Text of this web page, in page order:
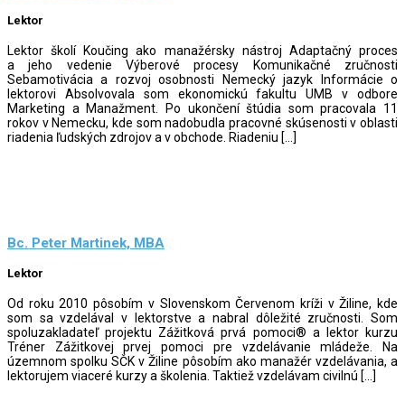
Lektor
Lektor školí Koučing ako manažérsky nástroj Adaptačný proces
a jeho vedenie Výberové procesy Komunikačné zručnosti
Sebamotivácia a rozvoj osobnosti Nemecký jazyk Informácie o
lektorovi Absolvovala som ekonomickú fakultu UMB v odbore
Marketing a Manažment. Po ukončení štúdia som pracovala 11
rokov v Nemecku, kde som nadobudla pracovné skúsenosti v oblasti
riadenia ľudských zdrojov a v obchode. Riadeniu […]
Bc. Peter Martinek, MBA
Lektor
Od roku 2010 pôsobím v Slovenskom Červenom kríži v Žiline, kde
som sa vzdelával v lektorstve a nabral dôležité zručnosti. Som
spoluzakladateľ projektu Zážitková prvá pomoci® a lektor kurzu
Tréner Zážitkovej prvej pomoci pre vzdelávanie mládeže. Na
územnom spolku SČK v Žiline pôsobím ako manažér vzdelávania, a
lektorujem viaceré kurzy a školenia. Taktiež vzdelávam civilnú […]